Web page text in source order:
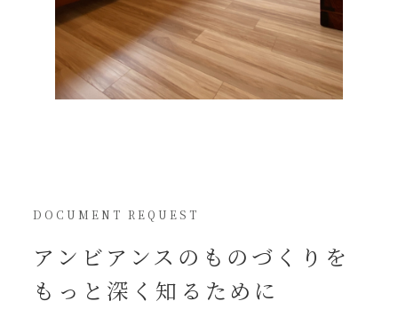
DOCUMENT REQUEST
アンビアンスの ものづくりを
もっと深く知るために